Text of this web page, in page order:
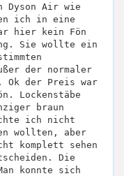
Dyson Air wie
ich in eine
hier kein Fön
Sie wollte ein
der normaler
Ok der Preis war
Lockenstäbe
braun
ich nicht
wollten, aber
komplett sehen
Die
konnte sich